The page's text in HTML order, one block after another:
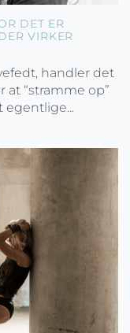
DET ER
VIRKER
handler det
“stramme op”
egentlige...